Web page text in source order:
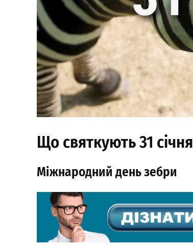
Що святкують 31 січня
Міжнародний день зебри